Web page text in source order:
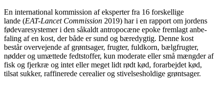
En international kom­mission af eksperter fra 16 forskellige
lande (EAT-Lancet Commission 2019) har i en rapport om jordens
fødevaresystemer i den såkaldt antropocæne epoke fremlagt anbe­
faling af en kost, der både er sund og bæredygtig. Denne kost
består overvejende af grøntsager, frugter, fuldkorn, bælgfrugter,
nødder og umættede fedtstoffer, kun mode­rate eller små mængder af
fisk og fjerkræ og intet eller meget lidt rødt kød, forarbejdet kød,
tilsat sukker, raffinerede cerealier og stivelsesholdige grøntsager.